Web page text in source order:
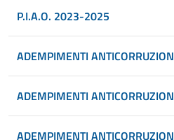
P.I.A.O. 2023-2025
ADEMPIMENTI
ADEMPIMENTI
ADEMPIMENTI